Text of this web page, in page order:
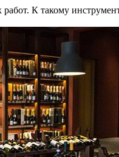
К такому